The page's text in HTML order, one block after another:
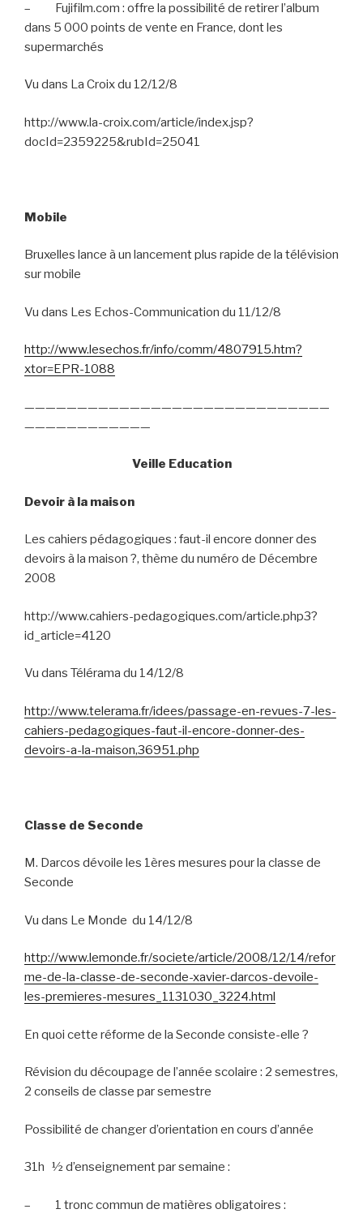
–
Fujifilm.com : offre la possibilité de retirer l’album
dans 5 000 points de vente en France, dont les
supermarchés
Vu dans La Croix du 12/12/8
http://www.la-croix.com/article/index.jsp?
docId=2359225&rubId=25041
Mobile
Bruxelles lance à un lancement plus rapide de la télévision
sur mobile
Vu dans Les Echos-Communication du 11/12/8
http://www.lesechos.fr/info/comm/4807915.htm?
xtor=EPR-1088
—————————————————————————————
————————————
Veille Education
Devoir à la maison
Les cahiers pédagogiques : faut-il encore donner des
devoirs à la maison ?, thème du numéro de Décembre
2008
http://www.cahiers-pedagogiques.com/article.php3?
id_article=4120
Vu dans Télérama du 14/12/8
http://www.telerama.fr/idees/passage-en-revues-7-les-
cahiers-pedagogiques-faut-il-encore-donner-des-
devoirs-a-la-maison,36951.php
Classe de Seconde
M. Darcos dévoile les 1ères mesures pour la classe de
Seconde
Vu dans Le Monde du 14/12/8
http://www.lemonde.fr/societe/article/2008/12/14/refor
me-de-la-classe-de-seconde-xavier-darcos-devoile-
les-premieres-mesures_1131030_3224.html
En quoi cette réforme de la Seconde consiste-elle ?
Révision du découpage de l’année scolaire : 2 semestres,
2 conseils de classe par semestre
Possibilité de changer d’orientation en cours d’année
31h ½ d’enseignement par semaine :
– 1 tronc commun de matières obligatoires :